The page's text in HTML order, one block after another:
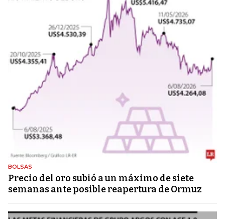
BOLSAS
Precio del oro subió a un máximo de siete
semanas ante posible reapertura de Ormuz